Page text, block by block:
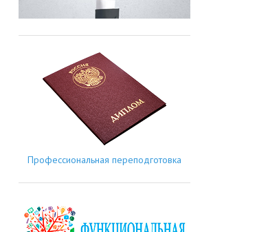
Профессиональная переподготовка